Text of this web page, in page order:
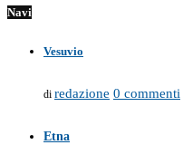
Navi
Vesuvio
di redazione 0 commenti
Etna